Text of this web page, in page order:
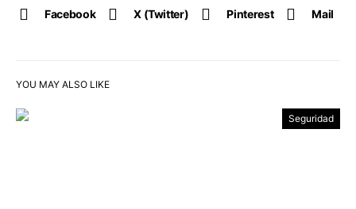
Facebook X (Twitter) Pinterest Mail
YOU MAY ALSO LIKE
Seguridad